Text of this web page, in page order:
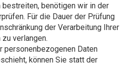
benötigen wir in der
Für die Dauer der Prüfung
der Verarbeitung Ihrer
verlangen.
personenbezogenen Daten
können Sie statt der